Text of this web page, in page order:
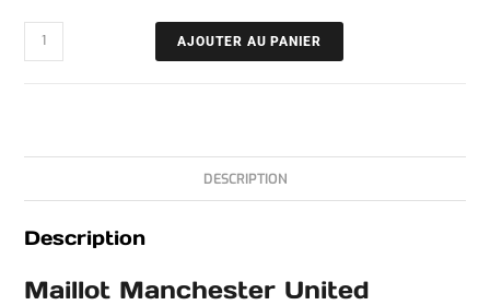
AJOUTER AU PANIER
DESCRIPTION
Description
Maillot Manchester United